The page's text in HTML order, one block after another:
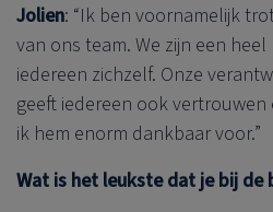
Jolien: “Ik ben voornamelijk
van ons team. We zijn een
iedereen zichzelf. Onze
geeft iedereen ook
ik hem enorm dankbaar voor.”
Wat is het leukste dat je bij de